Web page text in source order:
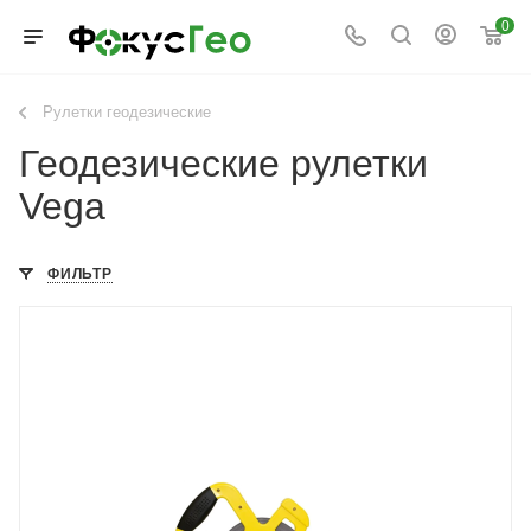
0
Рулетки геодезические
Геодезические рулетки
Vega
ФИЛЬТР